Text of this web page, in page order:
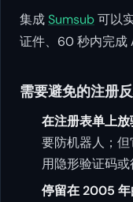
集成Sumsub可以
证件、60 秒内完成
需要避免的注册
在注册表单上放
要防机器人；
用隐形验证码或
停留在 2005 年